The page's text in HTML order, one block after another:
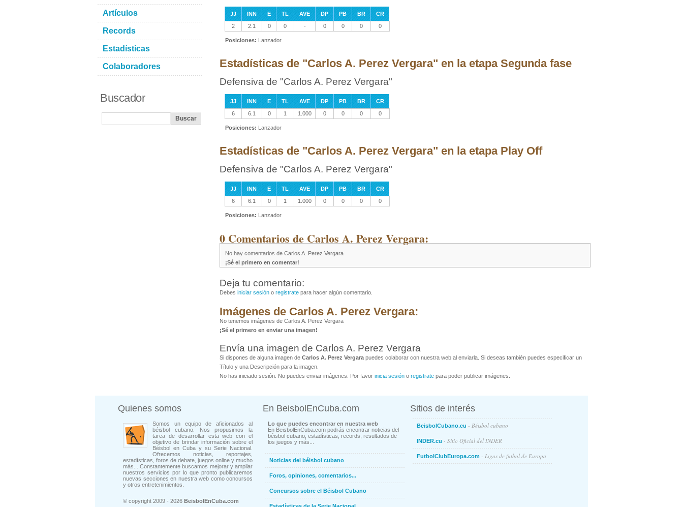
JJ INN E TL AVE DP PB BR
CR
2
2.1 0 0 - 0 0 0 0
Posiciones: Lanzador
Estadísticas de "Carlos A. Perez Vergara" en la etapa Segunda fase
Defensiva de "Carlos A. Perez Vergara"
JJ INN E TL AVE DP PB BR
CR
6
6.1 0 1 1.000 0 0 0 0
Posiciones: Lanzador
Estadísticas de "Carlos A. Perez Vergara" en la etapa Play Off
Defensiva de "Carlos A. Perez Vergara"
JJ INN E TL AVE DP PB BR
CR
6
6.1 0 1 1.000 0 0 0 0
Posiciones: Lanzador
0 Comentarios de Carlos A. Perez Vergara:
No hay comentarios de Carlos A. Perez Vergara
¡Sé el primero en comentar!
Deja tu comentario:
Debes iniciar sesión o registrate para hacer algún comentario.
Imágenes de Carlos A. Perez Vergara:
No tenemos imágenes de Carlos A. Perez Vergara
¡Sé el primero en enviar una imagen!
Envía una imagen de Carlos A. Perez Vergara
Si dispones de alguna imagen de Carlos A. Perez Vergara puedes colaborar con nuestra web al enviarla. Si deseas también puedes especificar un
Título y una Descripción para la imagen.
No has iniciado sesión. No puedes enviar imágenes. Por favor inicia sesión o registrate para poder publicar imágenes.
Artículos
Records
Estadísticas
Colaboradores
Buscador
Quienes somos
Somos un equipo de aficionados al
béisbol cubano. Nos propusimos la
tarea de desarrollar esta web con el
objetivo de brindar información sobre el
Béisbol en Cuba y su Serie Nacional.
Ofrecemos noticias, reportajes,
estadísticas, foros de debate, juegos online y mucho
más... Constantemente buscamos mejorar y ampliar
nuestros servicios por lo que pronto publicaremos
nuevas secciones en nuestra web como concursos
y otros entretenimientos.
© copyright 2009 - 2026 BeisbolEnCuba.com
En BeisbolEnCuba.com
Lo que puedes encontrar en nuestra web
En BeisbolEnCuba.com podrás encontrar noticias del
béisbol cubano, estadísticas, records, resultados de
los juegos y más...
Noticias del béisbol cubano
Foros, opiniones, comentarios...
Concursos sobre el Béisbol Cubano
Sitios de interés
BeisbolCubano.cu - Béisbol cubano
INDER.cu - Sitio Oficial del INDER
FutbolClubEuropa.com - Ligas de futbol de Europa